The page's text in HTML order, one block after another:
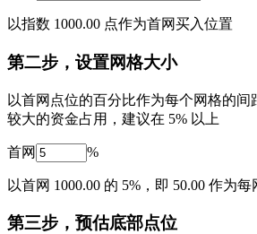
以指数 1000.00 点作为首网买入位置
第二步，设置网格大小
以首网点位的百分比作为每个网格的
较大的资金占用，建议在 5% 以上
首网 %
以首网 1000.00 的 5%，即 50.00 作为
第三步，预估底部点位